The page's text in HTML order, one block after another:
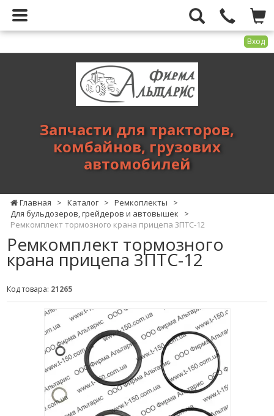
Вход
тракторов,
комбайнов,
Запчасти для тракторов,
комбайнов, грузових
автомобилей
Главная > Каталог > Ремкоплекты
>
Для бульдозеров, грейдеров и автовышек
>
Ремкомплект тормозного крана прицепа 3ПТС-12
Ремкомплект тормозного
крана прицепа 3ПТС-12
Код товара: 21265